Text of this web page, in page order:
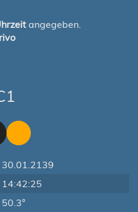
angegeben.
30.01.2139
14:42:25
50.3°